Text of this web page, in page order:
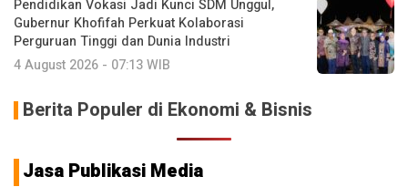
Pendidikan Vokasi Jadi Kunci SDM Unggul,
Gubernur Khofifah Perkuat Kolaborasi
Perguruan Tinggi dan Dunia Industri
4 August 2026 - 07:13 WIB
Berita Populer di Ekonomi & Bisnis
Jasa Publikasi Media